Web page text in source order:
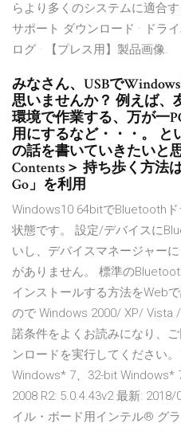
らより多くのシステムに適合
サポート ダウンロード · ドラ
ログ · 【プレス用】製品画像.
みなさん、USBで
思いませんか？ 例えば、
環境で作業する、万が一
用にするなど・・・。 と
の話を書いていきたいと
Contents＞ 持ち歩く方法
Go」を利用
Windows10 64bitでBluetooth
状態です。 設定/デバイスに
いし、デバイスマネージャー
がありません。 標準の
インストールする方法をWeb
ので Windows 2000/ XP/ Vista
諾条件をよくお読みになり、
ンロードを実行してください
Windows* 7、32-bit Windows*
2008 R2: 5.0.4.43v2 最新:
イル・ボード用インテル® グ